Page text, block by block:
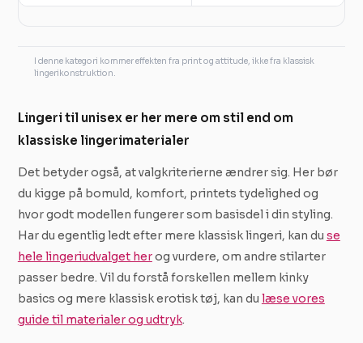
I denne kategori kommer effekten fra print og attitude, ikke fra klassisk
lingerikonstruktion.
Lingeri til unisex er her mere om stil end om
klassiske lingerimaterialer
Det betyder også, at valgkriterierne ændrer sig. Her bør
du kigge på bomuld, komfort, printets tydelighed og
hvor godt modellen fungerer som basisdel i din styling.
Har du egentlig ledt efter mere klassisk lingeri, kan du se
hele lingeriudvalget herog vurdere, om andre stilarter
passer bedre. Vil du forstå forskellen mellem kinky
basics og mere klassisk erotisk tøj, kan du læse vores
guide til materialer og udtryk.